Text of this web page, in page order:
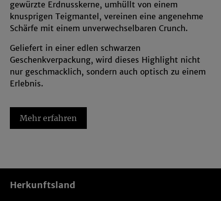
gewürzte Erdnusskerne, umhüllt von einem
knusprigen Teigmantel, vereinen eine angenehme
Schärfe mit einem unverwechselbaren Crunch.
Geliefert in einer edlen schwarzen
Geschenkverpackung, wird dieses Highlight nicht
nur geschmacklich, sondern auch optisch zu einem
Erlebnis.
Schärfe harmoniert hervorragend mit kräftigen,
fruchtigen Rotweinen wie Shiraz oder Malbec. Sie
Mehr erfahren
Herkunftsland
und in den Cookie-Einstellungen
entsprechend ändern. In unseren
Datenschutzhinweisensowie in unserem
Informationen.